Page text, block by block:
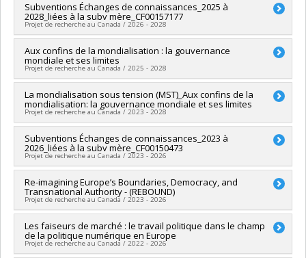
Lead researcher :Frédéric Mérand
Co-researchers :Maya Jegen
Funding sources:
Grant programs:PVXXXXXX-Subvention Savoir
Subventions Échanges de connaissances_2025 à
2028_liées à la subv mère_CF00157177
Projet de recherche au Canada / 2026 - 2028
Lead researcher : Frédéric Mérand
Funding sources:CRSH/Conseil de recherches en sciences
humaines du Canada
connaissances
Aux confins de la mondialisation : la gouvernance
mondiale et ses limites
Projet de recherche au Canada / 2025 - 2028
Lead researcher : Vincent Pouliot
Co-researchers :Frédéric Mérand,Miriam Cohen,Alex Tipei
Sarah-Myriam Martin-Brûlé
Funding sources:
Société et culture (FQRSC)
Grant programs:PVXXXXXX-(SE) Programme Soutien aux
équipes de recherche - Stade de développement :
Renouvellement
La mondialisation sous tension (MST)_Aux confins de la
mondialisation: la gouvernance mondiale et ses limites
Projet de recherche au Canada / 2023 - 2028
Lead researcher :Vincent Pouliot
Co-researchers :Frédéric Mérand
Funding sources:
Grant programs:PVXXXXXX-(SE) Programme Soutien aux
équipes de recherche - Stade de développement :
Renouvellement
Subventions Échanges de connaissances_2023 à
2026_liées à la subv mère_CF00150473
Projet de recherche au Canada / 2023 - 2026
Lead researcher :Frédéric Mérand
Funding sources:CRSH/Conseil de recherches en sciences
humaines du Canada
connaissances
Re-imagining Europe’s Boundaries, Democracy, and
Transnational Authority - (REBOUND)
Projet de recherche au Canada / 2023 - 2026
Lead researcher :Luna Vives,Laurie Beaudonnet
Co-researchers : Frédéric Mérand,Christine Rothmayr Allison
Ahmed Hamila
Les faiseurs de marché : le travail politique dans le champ
de la politique numérique en Europe
Projet de recherche au Canada / 2022 - 2026